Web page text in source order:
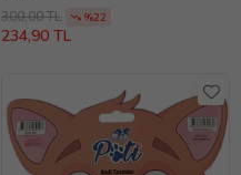
300,00 TL
%22
234,90 TL